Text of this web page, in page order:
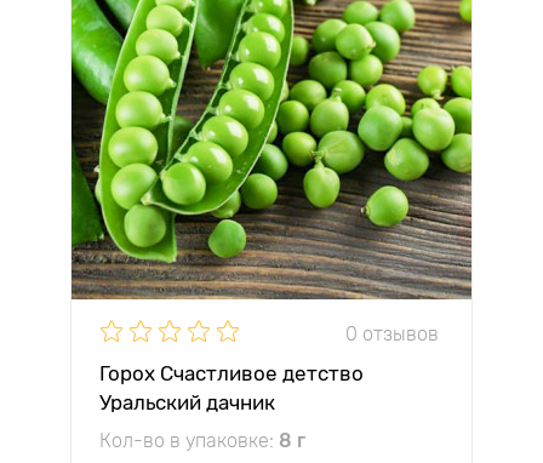
0 отзывов
Горох Счастливое детство
Уральский дачник
Кол-во в упаковке: 8 г